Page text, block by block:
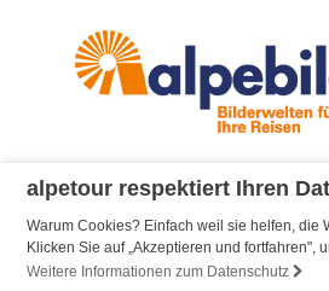
alpetour respektiert Ihren
Warum Cookies? Einfach weil sie helfen, die
Klicken Sie auf „Akzeptieren und fortfahren",
Weitere Informationen zum Datenschutz